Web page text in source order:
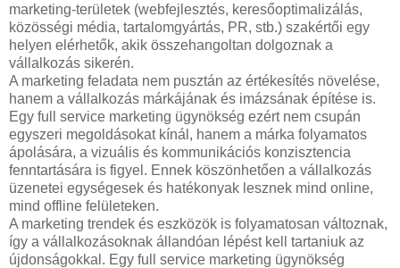
marketing-területek (webfejlesztés, keresőoptimalizálás,
közösségi média, tartalomgyártás, PR, stb.) szakértői egy
helyen elérhetők, akik összehangoltan dolgoznak a
vállalkozás sikerén.
A marketing feladata nem pusztán az értékesítés növelése,
hanem a vállalkozás márkájának és imázsának építése is.
Egy full service marketing ügynökség ezért nem csupán
egyszeri megoldásokat kínál, hanem a márka folyamatos
ápolására, a vizuális és kommunikációs konzisztencia
fenntartására is figyel. Ennek köszönhetően a vállalkozás
üzenetei egységesek és hatékonyak lesznek mind online,
mind offline felületeken.
A marketing trendek és eszközök is folyamatosan változnak,
így a vállalkozásoknak állandóan lépést kell tartaniuk az
újdonságokkal. Egy full service marketing ügynökség